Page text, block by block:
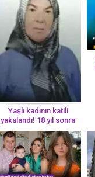
Yaşlı kadının katili
yakalandı! 18 yıl sonra
tek bir DNA iziyle
çözüldü!